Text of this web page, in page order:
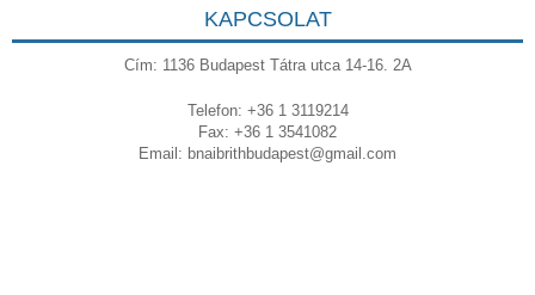
KAPCSOLAT
Cím: 1136 Budapest Tátra utca 14-16. 2A
Telefon: +36 1 3119214
Fax: +36 1 3541082
Email: bnaibrithbudapest@gmail.com